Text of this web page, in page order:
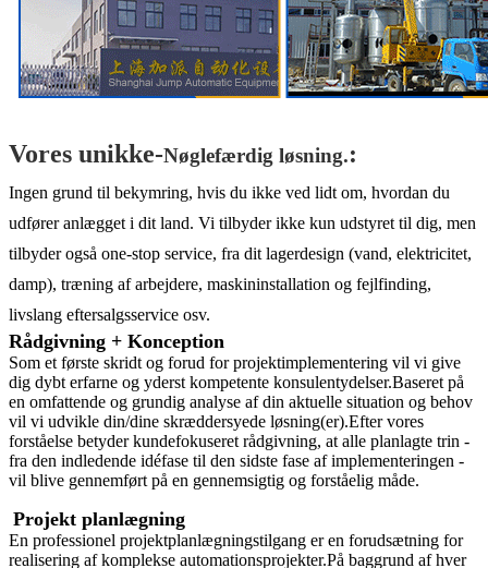
Vores unikke-Nøglefærdig løsning.:
Ingen grund til bekymring, hvis du ikke ved lidt om, hvordan du
udfører anlægget i dit land. Vi tilbyder ikke kun udstyret til dig, men
tilbyder også one-stop service, fra dit lagerdesign (vand, elektricitet,
damp), træning af arbejdere, maskininstallation og fejlfinding,
livslang eftersalgsservice osv.
Rådgivning + Konception
Som et første skridt og forud for projektimplementering vil vi give
dig dybt erfarne og yderst kompetente konsulentydelser.Baseret på
en omfattende og grundig analyse af din aktuelle situation og behov
vil vi udvikle din/dine skræddersyede løsning(er).Efter vores
forståelse betyder kundefokuseret rådgivning, at alle planlagte trin -
fra den indledende idéfase til den sidste fase af implementeringen -
vil blive gennemført på en gennemsigtig og forståelig måde.
Projekt planlægning
En professionel projektplanlægningstilgang er en forudsætning for
realisering af komplekse automationsprojekter.På baggrund af hver